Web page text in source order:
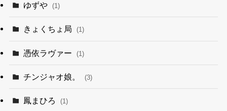
ゆずや (1)
きょくちょ局 (1)
憑依ラヴァー (1)
チンジャオ娘。 (3)
鳳まひろ (1)